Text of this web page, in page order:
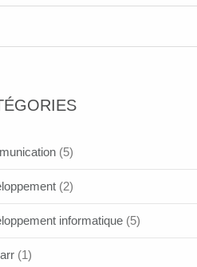
(5)
(2)
informatique (5)
(1)